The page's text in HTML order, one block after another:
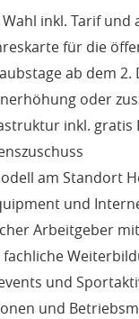
inkl. Tarif
für die
ab dem 2.
oder
inkl. gratis
am Standort
und
Arbeitgeber
und
und